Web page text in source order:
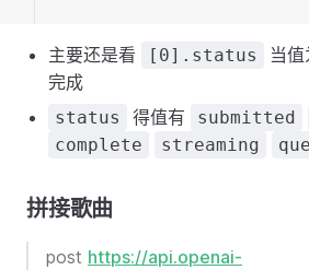
主要还是看 [0].status 当值
完成
status 得值有 submitted
complete
streaming
拼接歌曲
post https://api.openai-